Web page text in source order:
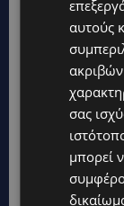
Topics
αυτούς
σας
μπορεί